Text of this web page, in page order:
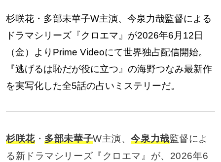
杉咲花・多部未華子W主演、今泉力哉監督による
ドラマシリーズ『クロエマ』が2026年6月12日
（金）よりPrime Videoにて世界独占配信開始。
『逃げるは恥だが役に立つ』の海野つなみ最新作
を実写化した全5話の占いミステリーだ。
杉咲花・多部未華子W主演、今泉力哉監督によ
る新ドラマシリーズ『クロエマ』が、2026年6